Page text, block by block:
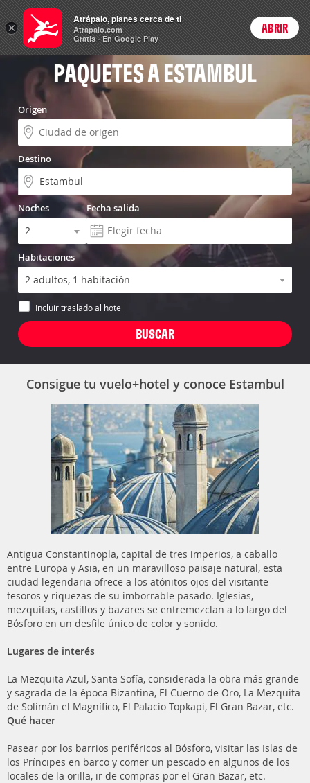
Menú Login
PAQUETES A ESTAMBUL
Origen
Destino
Noches Fecha salida
Habitaciones
Incluir traslado al hotel
Consigue tu vuelo+hotel y conoce Estambul
Antigua Constantinopla, capital de tres imperios, a caballo
entre Europa y Asia, en un maravilloso paisaje natural, esta
ciudad legendaria ofrece a los atónitos ojos del visitante
tesoros y riquezas de su imborrable pasado. Iglesias,
mezquitas, castillos y bazares se entremezclan a lo largo del
Bósforo en un desfile único de color y sonido.
Lugares de interés
La Mezquita Azul, Santa Sofía, considerada la obra más grande
y sagrada de la época Bizantina, El Cuerno de Oro, La Mezquita
de Solimán el Magnífico, El Palacio Topkapi, El Gran Bazar, etc.
Qué hacer
Pasear por los barrios periféricos al Bósforo, visitar las Islas de
los Príncipes en barco y comer un pescado en algunos de los
locales de la orilla, ir de compras por el Gran Bazar, etc.
×
Atrápalo, planes cerca de ti
Atrapalo.com
Gratis - En Google Play
ABRIR